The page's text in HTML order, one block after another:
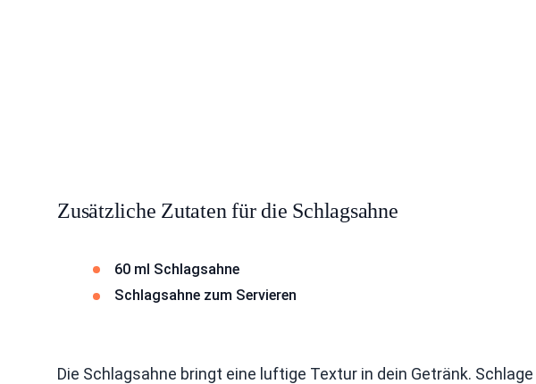
Zusätzliche Zutaten für die Schlagsahne
60 ml Schlagsahne
Schlagsahne zum Servieren
Die Schlagsahne bringt eine luftige Textur in dein Getränk.